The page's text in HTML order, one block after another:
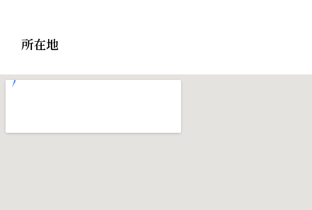
所在地